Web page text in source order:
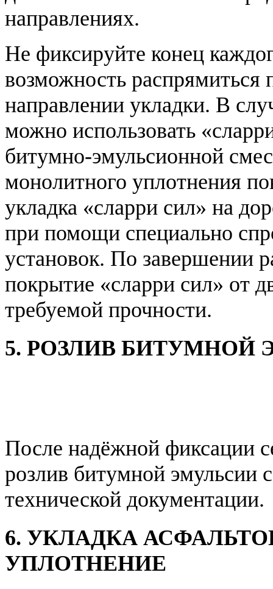
направлениях.
Не фиксируйте конец
возможность распрямиться
направлении укладки. В
можно использовать
битумно-эмульсионной
монолитного уплотнения
укладка «сларри сил» на
при помощи специально
установок. По завершении
покрытие «сларри сил» от
требуемой прочности.
5. РОЗЛИВ БИТУМНОЙ
После надёжной фиксации
розлив битумной эмульсии
технической документации.
6. УКЛАДКА
УПЛОТНЕНИЕ